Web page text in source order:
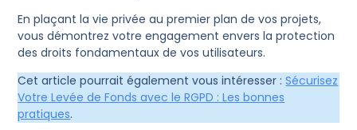
En plaçant la vie privée au premier plan de vos projets,
vous démontrez votre engagement envers la protection
des droits fondamentaux de vos utilisateurs.
Cet article pourrait également vous intéresser :Sécurisez
Votre Levée de Fonds avec le RGPD : Les bonnes
pratiques.